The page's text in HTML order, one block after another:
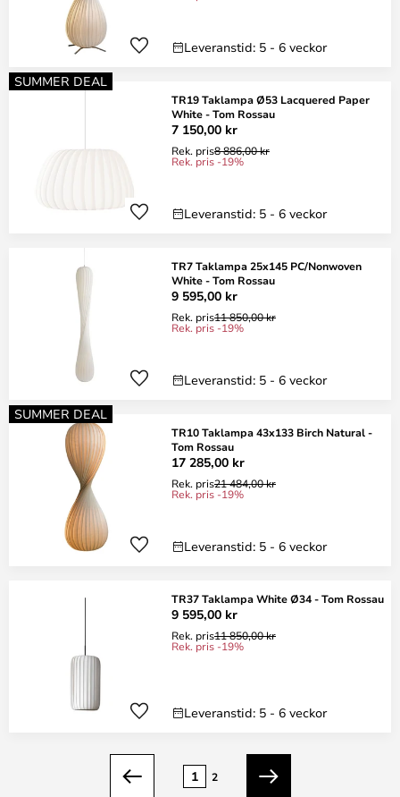
Leveranstid: 5 - 6 veckor
SUMMER DEAL
TR19 Taklampa Ø53 Lacquered Paper
White - Tom Rossau
7 150,00 kr
Rek. pris8 886,00 kr
Rek. pris -19%
Leveranstid: 5 - 6 veckor
TR7 Taklampa 25x145 PC/Nonwoven
White - Tom Rossau
9 595,00 kr
Rek. pris11 850,00 kr
Rek. pris -19%
Leveranstid: 5 - 6 veckor
SUMMER DEAL
TR10 Taklampa 43x133 Birch Natural -
Tom Rossau
17 285,00 kr
Rek. pris21 484,00 kr
Rek. pris -19%
Leveranstid: 5 - 6 veckor
TR37 Taklampa White Ø34 - Tom Rossau
9 595,00 kr
Rek. pris11 850,00 kr
Rek. pris -19%
Leveranstid: 5 - 6 veckor
Föregående
1 2
Nästa